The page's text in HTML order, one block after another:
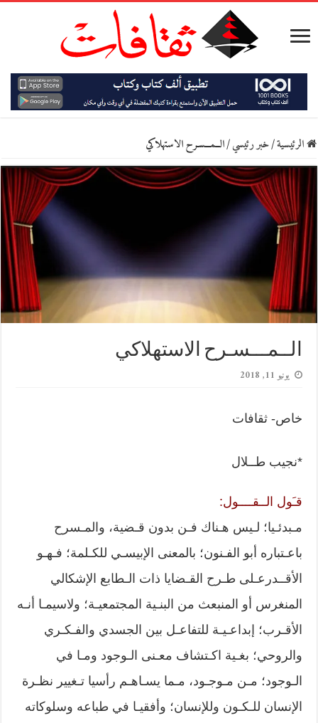
الرئيسية/خبر رئيسي/الــمـــسـرح الاستهلاكي
الــمـــسـرح الاستهلاكي
يونيو 11, 2018
خاص- ثقافات
*نجيب طــلال
قـَول الــقــــول:
مـبدئـيا؛ لـيس هـناك فـن بدون قـضية، والمـسرح
باعـتباره أبو الفـنون؛ بالمعنى الإبيسـي للكـلمة؛ فـهـو
الأقــدرعـلى طـرح القـضايا ذات الـطابع الإشكالي
المنغرس أو المنبعث من البنـية المجتمعيـة؛ ولاسيمـا أنـه
الأقـرب؛ إبداعـيـة للتفاعـل بين الجسدي والفـكـري
والروحي؛ بغـية اكـتشاف معـنى الـوجود ومـا في
الـوجود؛ مـن مـوجـود، مـما يسـاهـم رأسيا تـغيير نظـرة
الإنسان للـكـون وللإنسان؛ وأفقيـا في طباعه وسلوكاته